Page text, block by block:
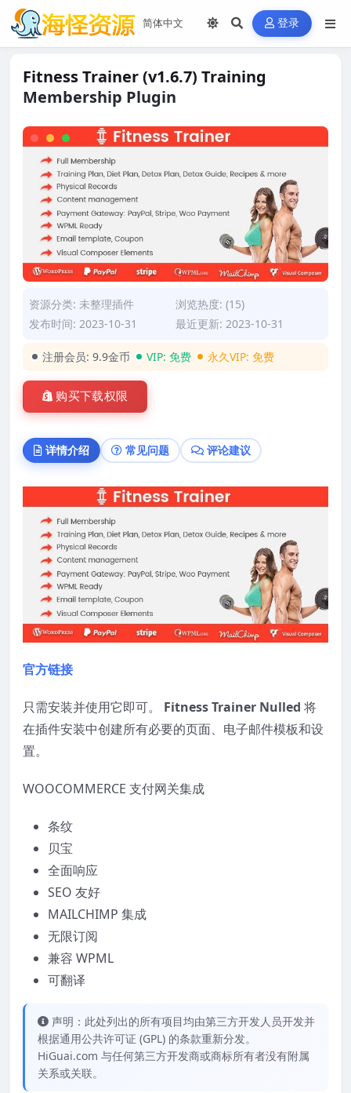
登录
Fitness Trainer (v1.6.7) Training
Membership Plugin
资源分类: 未整理插件
浏览热度: (15)
发布时间: 2023-10-31
最近更新: 2023-10-31
注册会员: 9.9金币 VIP: 免费 永久VIP: 免费
购买下载权限
详情介绍 常见问题 评论建议
官方链接
只需安装并使用它即可。 Fitness Trainer Nulled 将
在插件安装中创建所有必要的页面、电子邮件模板和设
置。
WOOCOMMERCE 支付网关集成
条纹
贝宝
全面响应
SEO 友好
MAILCHIMP 集成
无限订阅
兼容 WPML
可翻译
声明：此处列出的所有项目均由第三方开发人员开发并
根据通用公共许可证 (GPL) 的条款重新分发。
HiGuai.com 与任何第三方开发商或商标所有者没有附属
关系或关联。